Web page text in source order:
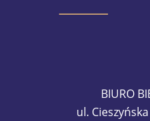
BIURO
ul.